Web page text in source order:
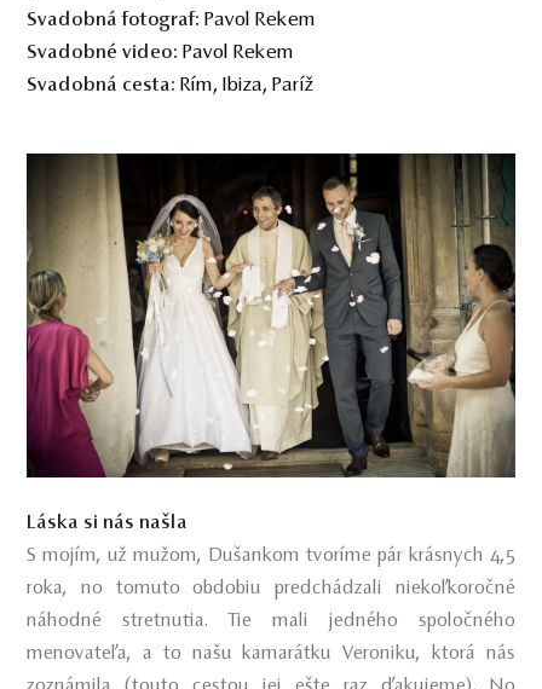
Svadobná fotograf: Pavol Rekem
Svadobné video: Pavol Rekem
Svadobná cesta: Rím, Ibiza, Paríž
Láska si nás našla
S mojím, už mužom, Dušankom tvoríme pár krásnych 4,5
roka, no tomuto obdobiu predchádzali niekoľkoročné
náhodné stretnutia. Tie mali jedného spoločného
menovateľa, a to našu kamarátku Veroniku, ktorá nás